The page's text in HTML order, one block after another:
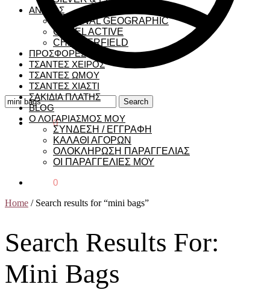
Search
for:
Search
€0,00 0
ΑΝΔΡΑΣ
NATIONAL GEOGRAPHIC
CAMEL ACTIVE
CHESTERFIELD
ΠΡΟΣΦΟΡΕΣ
ΤΣΑΝΤΕΣ ΧΕΙΡΟΣ
ΤΣΑΝΤΕΣ ΩΜΟΥ
ΤΣΑΝΤΕΣ ΧΙΑΣΤΙ
ΣΑΚΙΔΙΑ ΠΛΑΤΗΣ
BLOG
Ο ΛΟΓΑΡΙΑΣΜΟΣ ΜΟΥ
ΣΥΝΔΕΣΗ / ΕΓΓΡΑΦΗ
ΚΑΛΑΘΙ ΑΓΟΡΩΝ
ΟΛΟΚΛΗΡΩΣΗ ΠΑΡΑΓΓΕΛΙΑΣ
ΟΙ ΠΑΡΑΓΓΕΛΙΕΣ ΜΟΥ
0
Home / Search results for “mini bags”
Search Results For:
Mini Bags